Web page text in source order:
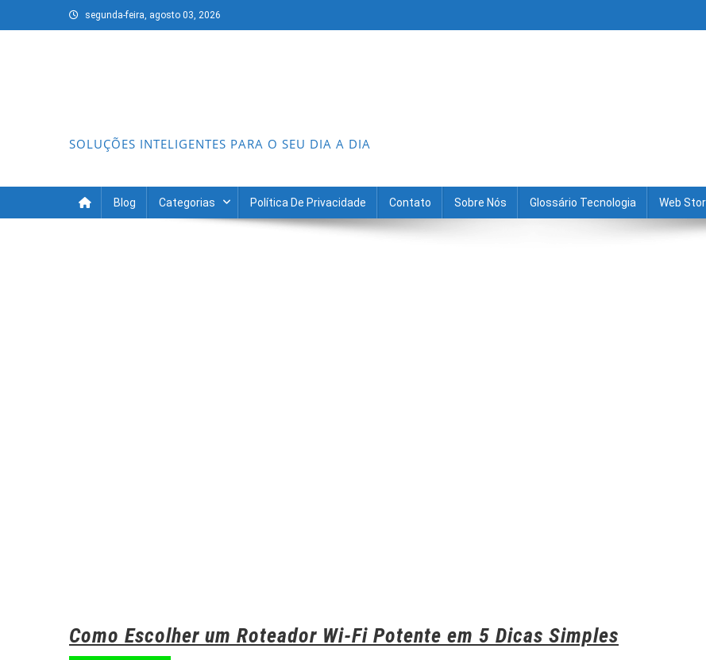
to
segunda-feira, agosto 03, 2026
SOLUÇÕES INTELIGENTES PARA O SEU DIA A DIA
Blog Categorias Política De Privacidade Contato Sobre Nós Glossário Tecnologia Web
Como Escolher um Roteador Wi-Fi Potente em 5 Dicas Simples